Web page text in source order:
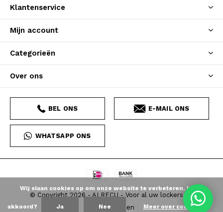
Klantenservice
Mijn account
Categorieën
Over ons
BEL ONS E-MAIL ONS
WHATSAPP ONS
© Copyright2026- ALRECU - Voor al uw lockers en
kantoorkasten
Wij slaan cookies op om onze website te verbeteren. Is dat
akkoord? Ja Nee Meer over cookies »